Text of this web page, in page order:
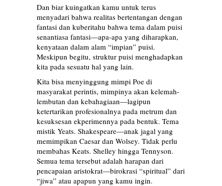
Dan biar kuingatkan kamu untuk terus
menyadari bahwa realitas bertentangan dengan
fantasi dan kuberitahu bahwa tema dalam puisi
senantiasa fantasi—apa-apa yang diharapkan,
kenyataan dalam alam “impian” puisi.
Meskipun begitu, struktur puisi menghadapkan
kita pada sesuatu hal yang lain.
Kita bisa menyinggung mimpi Poe di
masyarakat perintis, mimpinya akan kelemah-
lembutan dan kebahagiaan—lagipun
ketertarikan profesionalnya pada metrum dan
kesuksesan ekperimennya pada bentuk. Tema
mistik Yeats. Shakespeare—anak jagal yang
memimpikan Caesar dan Wolsey. Tidak perlu
membahas Keats. Shelley hingga Tennyson.
Semua tema tersebut adalah harapan dari
pencapaian aristokrat—birokrasi “spiritual” dari
“jiwa” atau apapun yang kamu ingin.